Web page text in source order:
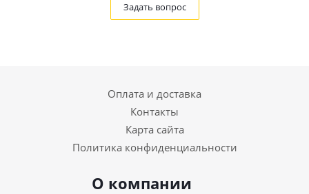
Задать вопрос
Оплата и доставка
Контакты
Карта сайта
Политика конфиденциальности
О компании